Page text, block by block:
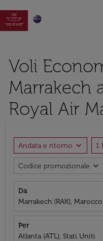

Voli
Marrakech
Royal Air
Andata e ritorno expand_more 1
Codice promozionale expand_more
Da
Marrakech (RAK), Marocco
Per
Atlanta (ATL), Stati Uniti